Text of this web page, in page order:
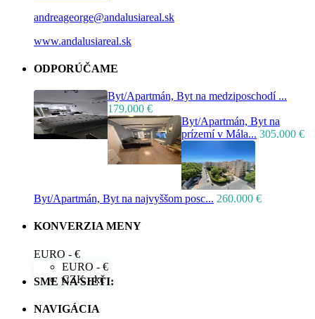
andreageorge@andalusiareal.sk
www.andalusiareal.sk
ODPORÚČAME
Byt/Apartmán, Byt na medziposchodí ...
179.000 €
Byt/Apartmán, Byt na
prízemí v Mála... 305.000 €
Byt/Apartmán, Byt na najvyššom posc... 260.000 €
KONVERZIA MENY
EURO - €
EURO - €
CZK - kč
SME NA SIETI:
NAVIGÁCIA